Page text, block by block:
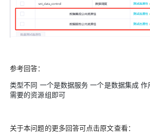
参考回答：
类型不同 一个是数据服务 一个是数据集成
需要的资源组即可
关于本问题的更多回答可点击原文查看：